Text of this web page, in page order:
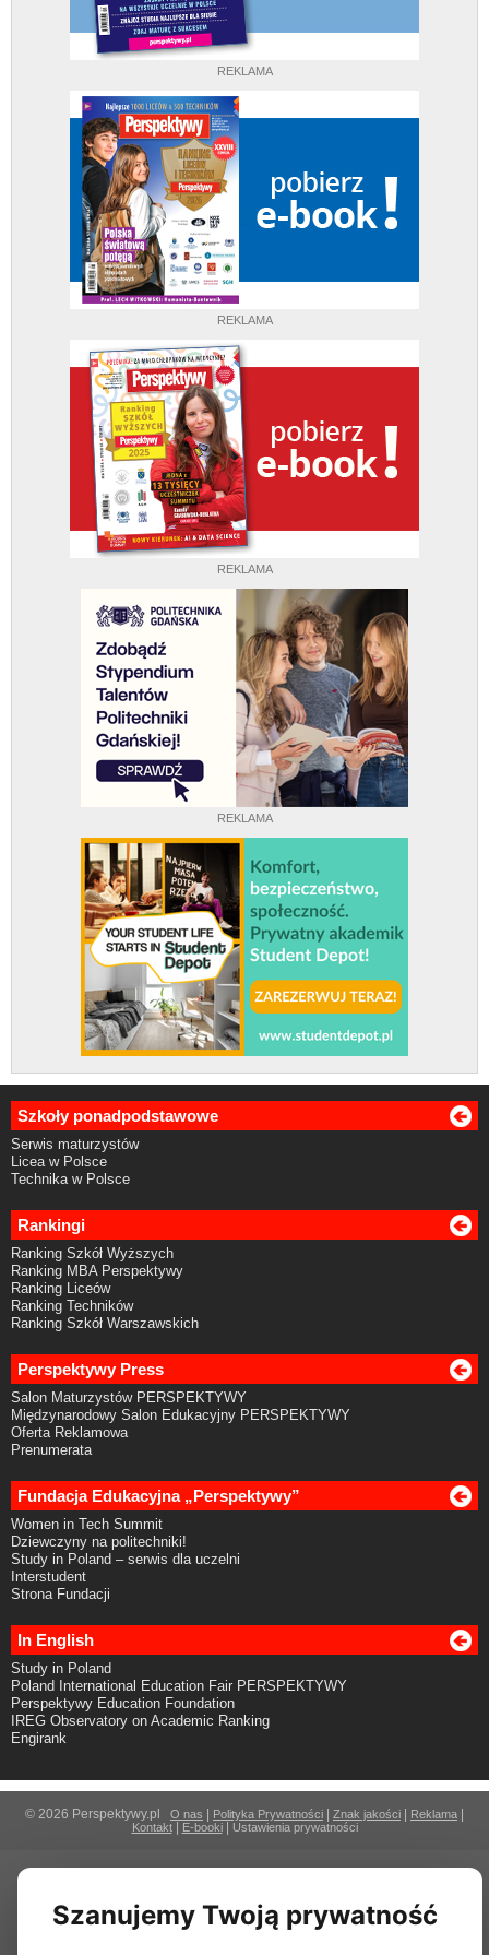
REKLAMA
REKLAMA
REKLAMA
REKLAMA
Szkoły ponadpodstawowe
Serwis maturzystów
Licea w Polsce
Technika w Polsce
Rankingi
Ranking Szkół Wyższych
Ranking MBA Perspektywy
Ranking Liceów
Ranking Techników
Ranking Szkół Warszawskich
Perspektywy Press
Salon Maturzystów PERSPEKTYWY
Międzynarodowy Salon Edukacyjny PERSPEKTYWY
Oferta Reklamowa
Prenumerata
Fundacja Edukacyjna „Perspektywy”
Women in Tech Summit
Dziewczyny na politechniki!
Study in Poland – serwis dla uczelni
Interstudent
Strona Fundacji
In English
Study in Poland
Poland International Education Fair PERSPEKTYWY
Perspektywy Education Foundation
IREG Observatory on Academic Ranking
Engirank
© 2026 Perspektywy.pl O nas Polityka Prywatności Znak jakości Reklama
Kontakt| E-booki| Ustawienia prywatności
Szanujemy Twoją prywatność